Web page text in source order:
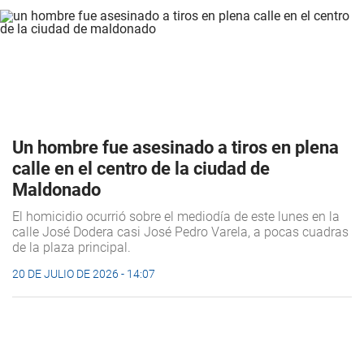
Un hombre fue asesinado a tiros en plena
calle en el centro de la ciudad de
Maldonado
El homicidio ocurrió sobre el mediodía de este lunes en la
calle José Dodera casi José Pedro Varela, a pocas cuadras
de la plaza principal.
20 DE JULIO DE 2026 - 14:07